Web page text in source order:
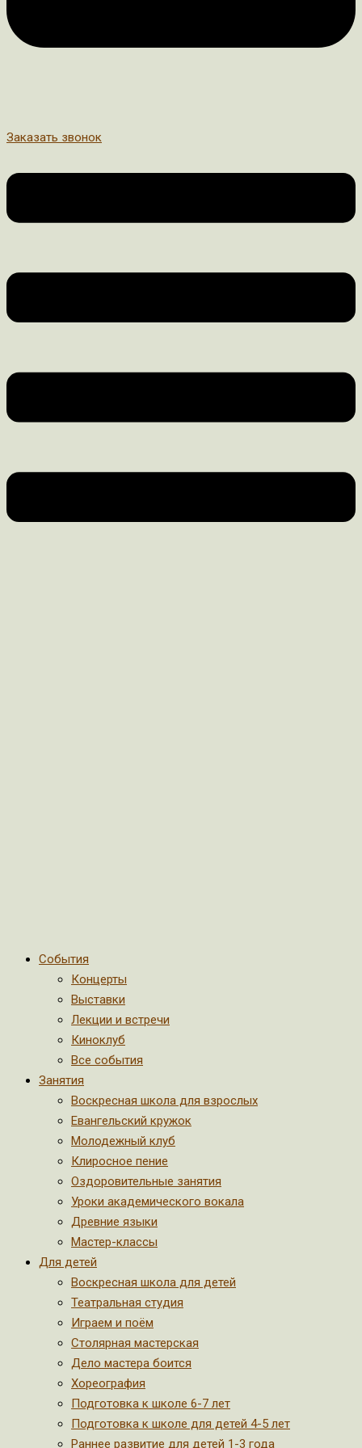
Заказать звонок
События
Концерты
Выставки
Лекции и встречи
Киноклуб
Все события
Занятия
Воскресная школа для взрослых
Евангельский кружок
Молодежный клуб
Клиросное пение
Оздоровительные занятия
Уроки академического вокала
Древние языки
Мастер-классы
Для детей
Воскресная школа для детей
Театральная студия
Играем и поём
Столярная мастерская
Дело мастера боится
Хореография
Подготовка к школе 6-7 лет
Подготовка к школе для детей 4-5 лет
Раннее развитие для детей 1-3 года